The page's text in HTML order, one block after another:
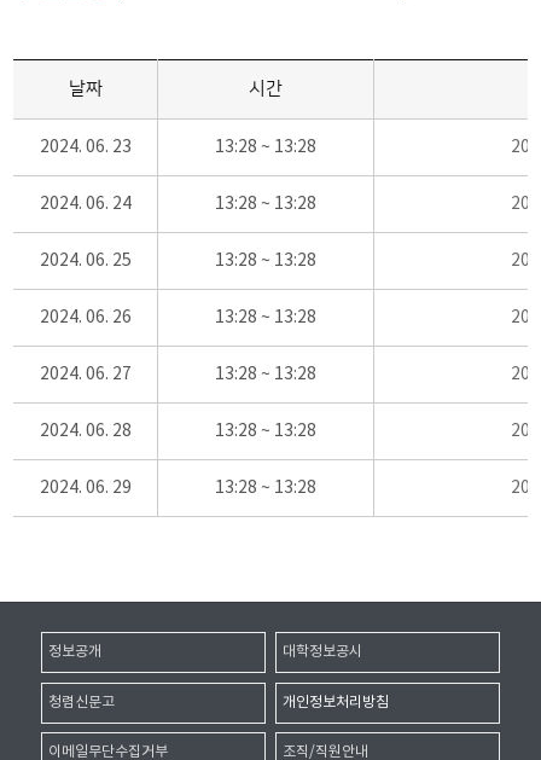
날짜 시간
2024. 06. 23 13:28 ~ 13:28
2024. 06. 24 13:28 ~ 13:28
2024. 06. 25 13:28 ~ 13:28
2024. 06. 26 13:28 ~ 13:28
2024. 06. 27 13:28 ~ 13:28
2024. 06. 28 13:28 ~ 13:28
2024. 06. 29 13:28 ~ 13:28
정보공개 대학정보공시
청렴신문고 개인정보처리방침
이메일무단수집거부 조직/직원안내